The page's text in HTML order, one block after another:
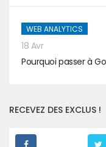
WEB ANALYTICS
18 Avr
Pourquoi passer à
RECEVEZ DES EXCLUS !